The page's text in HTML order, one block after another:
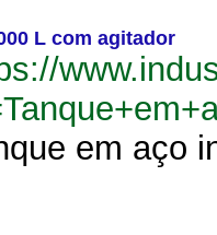
L com agitador
em aço